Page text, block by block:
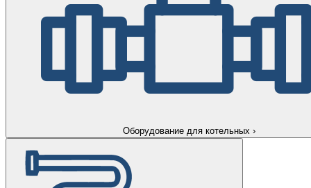
Оборудование для котельных ›